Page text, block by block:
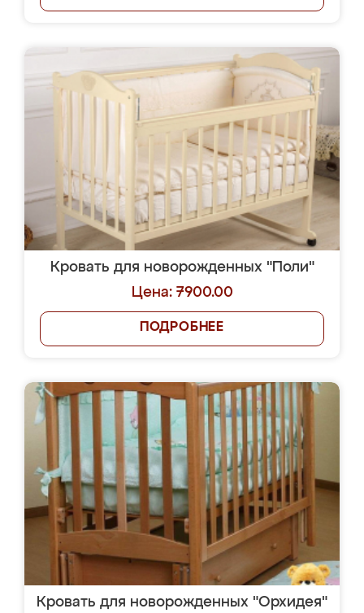
Кровать для новорожденных "Поли"
Цена: 7900.00
ПОДРОБНЕЕ
Кровать для новорожденных "Орхидея"